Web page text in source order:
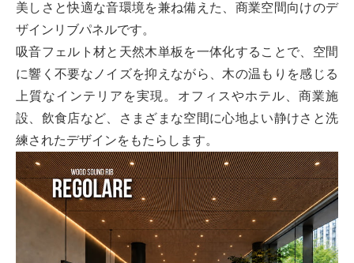
美しさと快適な音環境を兼ね備えた、商業空間向けのデ
ザインリブパネルです。
吸音フェルト材と天然木単板を一体化することで、空間
に響く不要なノイズを抑えながら、木の温もりを感じる
上質なインテリアを実現。オフィスやホテル、商業施
設、飲食店など、さまざまな空間に心地よい静けさと洗
練されたデザインをもたらします。